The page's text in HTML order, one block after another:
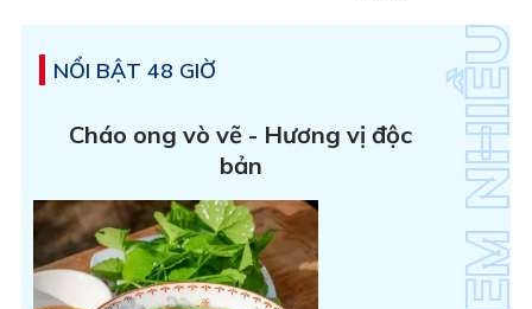
NỔI BẬT 48 GIỜ
Cháo ong vò vẽ - Hương vị độc
bản